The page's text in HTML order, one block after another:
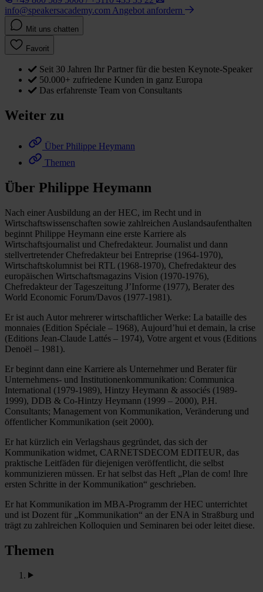
info@speakersacademy.com Angebot anfordern
Mit uns chatten
Favorit
Seit 30 Jahren Ihr Partner für die besten Keynote-Speaker
50.000+ zufriedene Kunden in ganz Europa
Das erfahrenste Team von Consultants
Weiter zu
Über Philippe Heymann
Themen
Über Philippe Heymann
Nach einer Ausbildung an der HEC, im Recht und in
Wirtschaftswissenschaften sowie zahlreichen Auslandsaufenthalten
beginnt Philippe Heymann eine erste Karriere als
Wirtschaftsjournalist und Chefredakteur. Journalist und dann
stellvertretender Chefredakteur bei Entreprise (1964-1970),
Wirtschaftskolumnist bei RTL (1968-1970), Chefredakteur des
europäischen Wirtschaftsmagazins Vision (1970-1976),
Chefredakteur der Tageszeitung J’Informe (1977), Berater des
World Economic Forum/Davos (1977-1981).
Er ist auch Autor mehrerer wirtschaftlicher Werke: La bataille des
monnaies (Edition Spéciale – 1968), Aujourd’hui et demain, la crise
(Editions Jean-Claude Lattés – 1974), Votre argent et vous (Editions
Denoël – 1981).
Er beginnt dann eine Karriere als Unternehmer und Berater für
Unternehmens- und Institutionenkommunikation: Communica
International (1979-1989), Hintzy Heymann & associés (1989-
1999), DDB & Co-Hintzy Heymann (1999 – 2000), P.H.
Consultants; Management von Kommunikation, Veränderung und
öffentlicher Kommunikation (seit 2000).
Er hat kürzlich ein Verlagshaus gegründet, das sich der
Kommunikation widmet, CARNETSDECOM EDITEUR, das
praktische Leitfäden für diejenigen veröffentlicht, die selbst
kommunizieren müssen. Er hat selbst das Heft „Plan de com! Ihre
ersten Schritte in der Kommunikation“ geschrieben.
Er hat Kommunikation im MBA-Programm der HEC unterrichtet
und ist Dozent für „Kommunikation“ an der ENA in Straßburg und
trägt zu zahlreichen Kolloquien und Seminaren bei oder leitet diese.
Themen